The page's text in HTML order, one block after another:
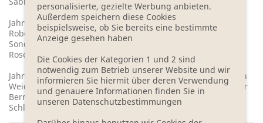
Jahrgang 2009/ 2010 – Larissa Boehning, Thomas Lang,
Robert Seethaler und Bodo Morshäuser und ein
Sonderstipendium ging an Nachwuchsschriftsteller Martin
Rose.
Jahrgang 2008/ 2009 – Schriftsteller Sobo Swobodnik, Stefan
Weidner, Dr. Johann von Düffel und Drehbuchautorin Esther
Bernstorff. Ein Sonderstipendium ging an Dr. Wolfgang
Schlüter.
personalisierte, gezielte Werbung anbieten.
Außerdem speichern diese Cookies
beispielsweise, ob Sie bereits eine bestimmte
Anzeige gesehen haben
Die Cookies der Kategorien 1 und 2 sind
notwendig zum Betrieb unserer Website und wir
informieren Sie hiermit über deren Verwendung
und genauere Informationen finden Sie in
unseren Datenschutzbestimmungen